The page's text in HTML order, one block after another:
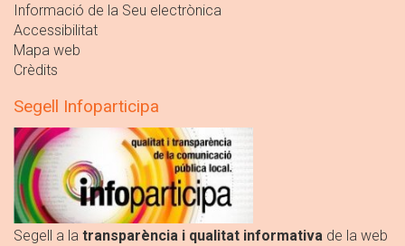
Informació de la Seu electrònica
Accessibilitat
Mapa web
Crèdits
Segell Infoparticipa
Segell a la transparència i qualitat informativa de la web